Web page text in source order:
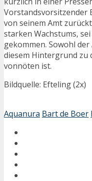
Vorstandsvorsitzender
von seinem Amt
starken Wachstums,
gekommen. Sowohl
diesem Hintergrund zu
vonnöten ist.
Bildquelle: Efteling (2x)
Aquanura Bart de Boer